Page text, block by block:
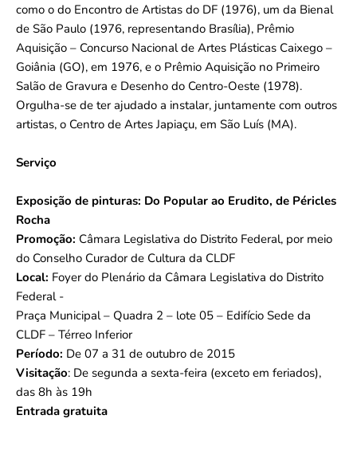
como o do Encontro de Artistas do DF (1976), um da Bienal
de São Paulo (1976, representando Brasília), Prêmio
Aquisição – Concurso Nacional de Artes Plásticas Caixego –
Goiânia (GO), em 1976, e o Prêmio Aquisição no Primeiro
Salão de Gravura e Desenho do Centro-Oeste (1978).
Orgulha-se de ter ajudado a instalar, juntamente com outros
artistas, o Centro de Artes Japiaçu, em São Luís (MA).
Serviço
Exposição de pinturas: Do Popular ao Erudito, de Péricles
Rocha
Promoção: Câmara Legislativa do Distrito Federal, por meio
do Conselho Curador de Cultura da CLDF
Local: Foyer do Plenário da Câmara Legislativa do Distrito
Federal -
Praça Municipal – Quadra 2 – lote 05 – Edifício Sede da
CLDF – Térreo Inferior
Período: De 07 a 31 de outubro de 2015
Visitação: De segunda a sexta-feira (exceto em feriados),
das 8h às 19h
Entrada gratuita